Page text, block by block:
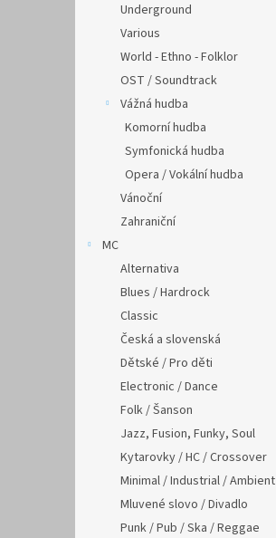
Underground
Various
World - Ethno - Folklor
OST / Soundtrack
Vážná hudba
Komorní hudba
Symfonická hudba
Opera / Vokální hudba
Vánoční
Zahraniční
MC
Alternativa
Blues / Hardrock
Classic
Česká a slovenská
Dětské / Pro děti
Electronic / Dance
Folk / Šanson
Jazz, Fusion, Funky, Soul
Kytarovky / HC / Crossover
Minimal / Industrial / Ambient
Mluvené slovo / Divadlo
Punk / Pub / Ska / Reggae